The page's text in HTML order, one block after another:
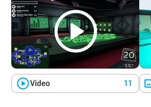

Video 11